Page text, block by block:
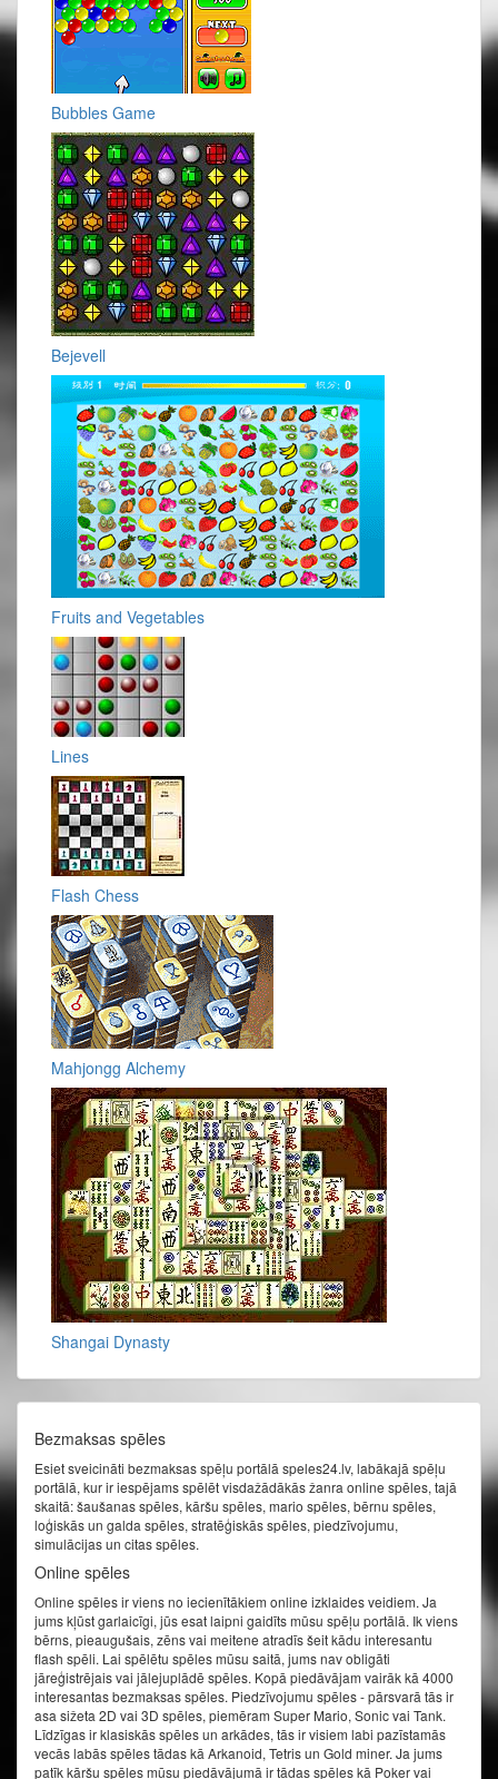
Bubbles Game
Bejevell
Fruits and Vegetables
Lines
Flash Chess
Mahjongg Alchemy
Shangai Dynasty
Bezmaksas spēles
Esiet sveicināti bezmaksas spēļu portālā speles24.lv, labākajā spēļu
portālā, kur ir iespējams spēlēt visdažādākās žanra online spēles, tajā
skaitā: šaušanas spēles, kāršu spēles, mario spēles, bērnu spēles,
loģiskās un galda spēles, stratēģiskās spēles, piedzīvojumu,
simulācijas un citas spēles.
Online spēles
Online spēles ir viens no iecienītākiem online izklaides veidiem. Ja
jums kļūst garlaicīgi, jūs esat laipni gaidīts mūsu spēļu portālā. Ik viens
bērns, pieaugušais, zēns vai meitene atradīs šeit kādu interesantu
flash spēli. Lai spēlētu spēles mūsu saitā, jums nav obligāti
jāreģistrējais vai jālejuplādē spēles. Kopā piedāvājam vairāk kā 4000
interesantas bezmaksas spēles. Piedzīvojumu spēles - pārsvarā tās ir
asa sižeta 2D vai 3D spēles, piemēram Super Mario, Sonic vai Tank.
Līdzīgas ir klasiskās spēles un arkādes, tās ir visiem labi pazīstamās
vecās labās spēles tādas kā Arkanoid, Tetris un Gold miner. Ja jums
patīk kāršu spēles mūsu piedāvājumā ir tādas spēles kā Poker vai